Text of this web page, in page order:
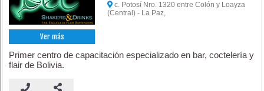
Ver más
c. Potosí Nro. 1320 entre Colón y Loayza
(Central) - La Paz,
Primer centro de capacitación especializado en bar, coctelería y
flair de Bolivia.